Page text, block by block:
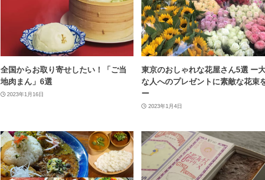
全国からお取り寄せしたい！「ご当
地肉まん」6選
2023年1月16日
東京のおしゃれな花屋さん5選 ー
な人へのプレゼントに素敵な花束
ー
2023年1月4日